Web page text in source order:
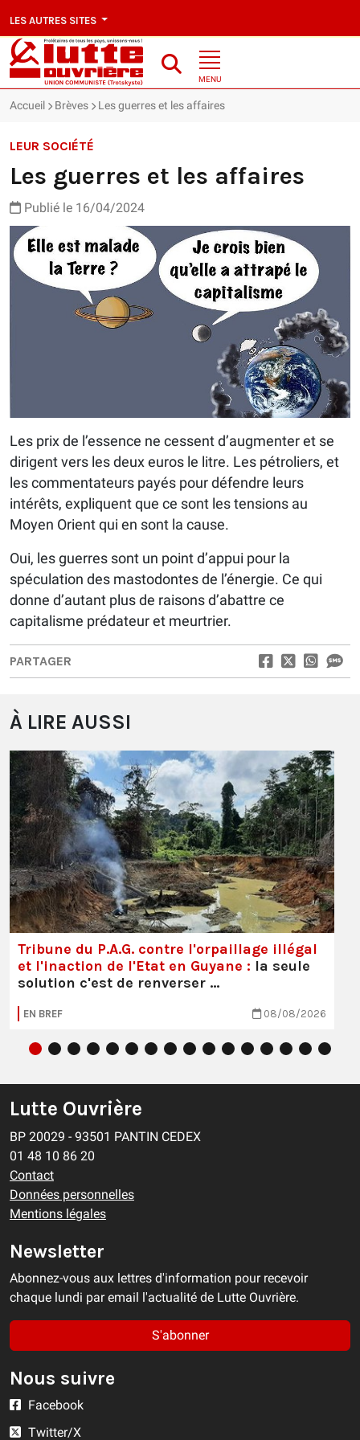
LES AUTRES SITES
MENU
Accueil Brèves Les guerres et les affaires
LEUR SOCIÉTÉ
Les guerres et les affaires
Publié le 16/04/2024
Les prix de l’essence ne cessent d’augmenter et se
dirigent vers les deux euros le litre. Les pétroliers, et
les commentateurs payés pour défendre leurs
intérêts, expliquent que ce sont les tensions au
Moyen Orient qui en sont la cause.
Oui, les guerres sont un point d’appui pour la
spéculation des mastodontes de l’énergie. Ce qui
donne d’autant plus de raisons d’abattre ce
capitalisme prédateur et meurtrier.
PARTAGER
À LIRE AUSSI
Tribune du P.A.G. contre l'orpaillage illégal
et l'inaction de l'Etat en Guyane : la seule
solution c'est de renverser …
EN BREF 08/08/2026
Lutte Ouvrière
BP 20029 - 93501 PANTIN CEDEX
01 48 10 86 20
Contact
Données personnelles
Mentions légales
Newsletter
Abonnez-vous aux lettres d'information pour recevoir
chaque lundi par email l'actualité de Lutte Ouvrière.
S'abonner
Nous suivre
Facebook
Twitter/X